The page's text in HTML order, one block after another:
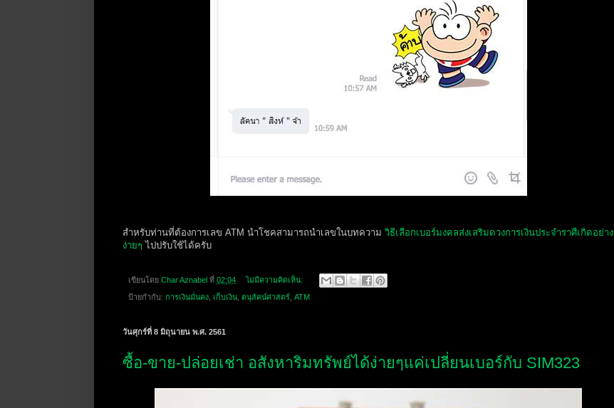
สำหรับท่านที่ต้องการเลข ATM นำโชคสามารถนำเลขในบทความ วิธีเลือกเบอร์มงคลส่งเสริมดวงการเงินประจำราศีเกิดอย่าง
ง่ายๆ ไปปรับใช้ได้ครับ
เขียนโดย Char Aznabel ที่ 02:04 ไม่มีความคิดเห็น:
ป้ายกำกับ: การเงินมั่นคง, เก็บเงิน, ตนุลัคน์ศาสตร์, ATM
วันศุกร์ที่ 8 มิถุนายน พ.ศ. 2561
ซื้อ-ขาย-ปล่อยเช่า อสังหาริมทรัพย์ได้ง่ายๆแค่เปลี่ยนเบอร์กับ SIM323